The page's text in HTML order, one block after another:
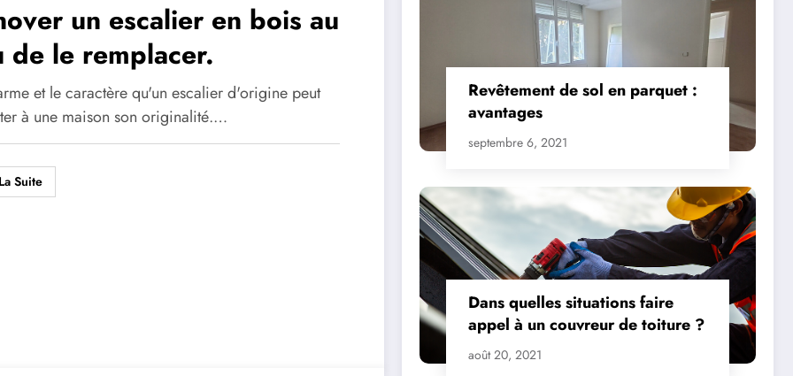
un escalier en bois au
de le remplacer.
et le caractère qu'un escalier d'origine peut
à une maison son originalité.…
Suite
Revêtement de sol en parquet :
avantages
septembre 6, 2021
Dans quelles situations faire
appel à un couvreur de toiture ?
août 20, 2021